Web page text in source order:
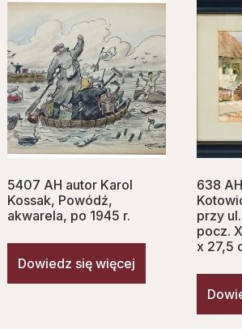
5407 AH autor Karol
Kossak, Powódź,
akwarela, po 1945 r.
Dowiedz się więcej
638
przy
pocz.
x 27,5